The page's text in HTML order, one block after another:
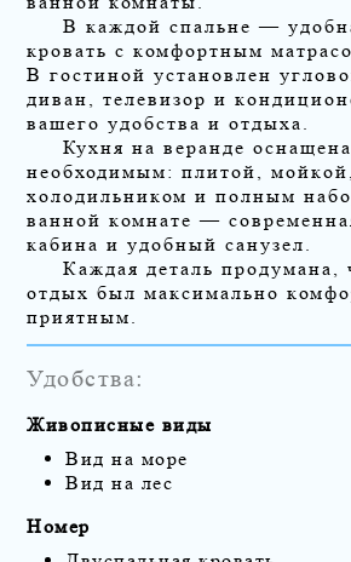
В каждой спальне —
кровать с комфортным
В гостиной установлен
диван, телевизор и
вашего удобства и отдыха.
Кухня на веранде
необходимым: плитой,
холодильником и полным
ванной комнате —
кабина и удобный санузел.
Каждая деталь продумана,
отдых был максимально
приятным.
Удобства:
Живописные виды
Вид на море
Вид на лес
Номер